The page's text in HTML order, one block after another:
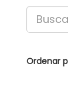
Ordenar